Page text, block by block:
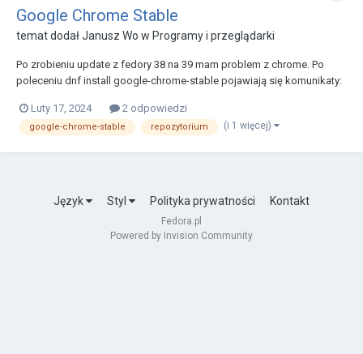
Google Chrome Stable
temat dodałJanusz Wo w Programy i przeglądarki
Po zrobieniu update z fedory 38 na 39 mam problem z chrome. Po
poleceniu dnf install google-chrome-stable pojawiają się komunikaty:
Luty 17, 2024
2 odpowiedzi
google-chrome-stable repozytorium (i 1 więcej)
Język Styl Polityka prywatności Kontakt
Fedora.pl
Powered by Invision Community